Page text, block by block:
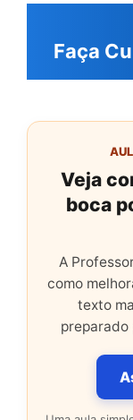
Faça
Veja
boca
A
como
texto
preparado